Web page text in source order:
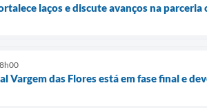
laços e discute avanços na parceria
Vargem das Flores está em fase final e